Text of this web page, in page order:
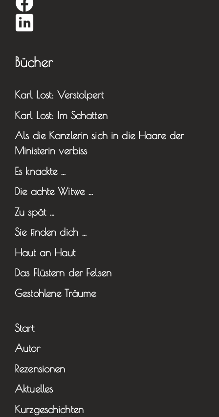
Bücher
Karl Lost: Verstolpert
Karl Lost: Im Schatten
Als die Kanzlerin sich in die Haare der
Ministerin verbiss
Es knackte …
Die achte Witwe …
Zu spät …
Sie finden dich …
Haut an Haut
Das Flüstern der Felsen
Gestohlene Träume
Start
Autor
Rezensionen
Aktuelles
Kurzgeschichten